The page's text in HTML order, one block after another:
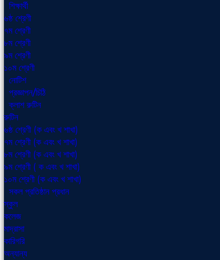
শিক্ষার্থী
৬ষ্ঠ শ্রেণী
৭ম শ্রেণী
৮ম শ্রেণী
৯ম শ্রেণী
১০ম শ্রেণী
নোটিশ
প্রজ্ঞাপন/চিঠি
ক্লাশ রুটিন
রুটিন
৬ষ্ঠ শ্রেণী (ক এবং খ শাখা)
৭ম শ্রেণী (ক এবং খ শাখা)
৮ম শ্রেণী (ক এবং খ শাখা)
৯ম শ্রেণী ( ক এবং খ শাখা)
১০ম শ্রেণী (ক এবং খ শাখা)
সকল প্রতিষ্ঠান প্রধান
স্কুল
কলেজ
মাদ্রাসা
কারিগরি
অন্যান্য